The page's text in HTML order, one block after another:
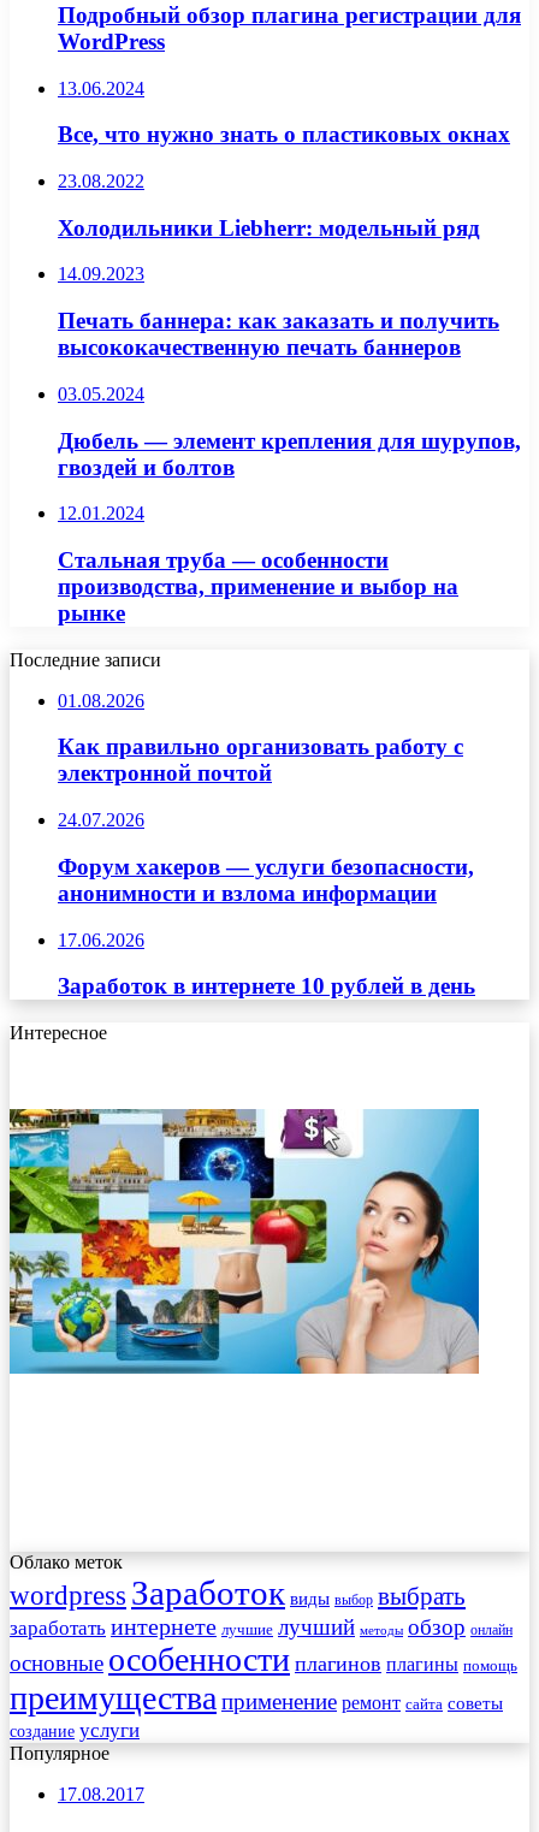
Подробный обзор плагина регистрации для
WordPress
13.06.2024
Все, что нужно знать о пластиковых окнах
23.08.2022
Холодильники Liebherr: модельный ряд
14.09.2023
Печать баннера: как заказать и получить
высококачественную печать баннеров
03.05.2024
Дюбель — элемент крепления для шурупов,
гвоздей и болтов
12.01.2024
Стальная труба — особенности
производства, применение и выбор на
рынке
Последние записи
01.08.2026
Как правильно организовать работу с
электронной почтой
24.07.2026
Форум хакеров — услуги безопасности,
анонимности и взлома информации
17.06.2026
Заработок в интернете 10 рублей в день
Интересное
Облако меток
wordpress Заработок виды выбор выбрать
заработать интернете лучшие лучший методы обзор онлайн
основные особенности плагинов плагины помощь
преимущества применение ремонт сайта советы
создание услуги
Популярное
17.08.2017